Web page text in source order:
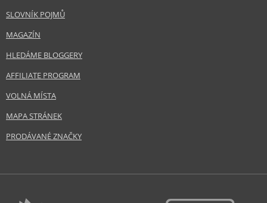
SLOVNÍK POJMŮ
MAGAZÍN
HLEDÁME BLOGGERY
AFFILIATE PROGRAM
VOLNÁ MÍSTA
MAPA STRÁNEK
PRODÁVANÉ ZNAČKY